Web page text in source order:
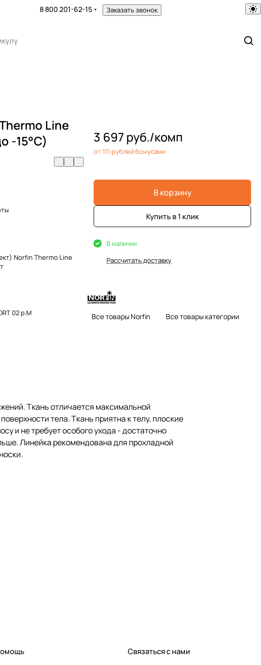
8 800 201-62-15 Заказать звонок
Line
-15°C)
Norfin Thermo Line
02 р.M
3 697 руб./комп
от 111 рублей бонусами
В корзину
Купить в 1 клик
В наличии
Рассчитать доставку
Все товары Norfin Все товары категории
Ткань отличается максимальной
тела. Ткань приятна к телу, плоские
и не требует особого ухода - достаточно
Линейка рекомендована для прохладной
Связаться с нами